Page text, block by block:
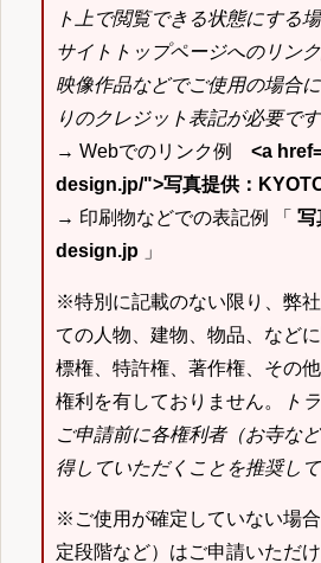
ト上で閲覧できる状態にする
サイトトップページへのリン
映像作品などでご使用の場合
りのクレジット表記が必要です
→ Webでのリンク例 <a
design.jp/">写真提供：
→ 印刷物などでの表記例 「 写
design.jp 」
※特別に記載のない限り、弊
ての人物、建物、物品、など
標権、特許権、著作権、その
権利を有しておりません。
ト
ご申請前に各権利者（お寺な
得していただくことを推奨して
※ご使用が確定していない場
定段階など）はご申請いただけ